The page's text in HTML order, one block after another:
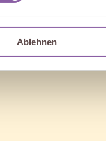
Ablehnen